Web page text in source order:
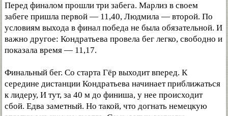
Перед финалом прошли три забега. Марлиз в своем
забеге пришла первой — 11,40, Людмила — второй. По
условиям выхода в финал победа не была обязательной. И
важно другое: Кондратьева провела бег легко, свободно и
показала время — 11,17.
Финальный бег. Со старта Гёр выходит вперед. К
середине дистанции Кондратьева начинает приближаться
к лидеру, И тут, за 40 м до финиша, у нее происходит
сбой. Едва заметный. Но такой, что догнать немецкую